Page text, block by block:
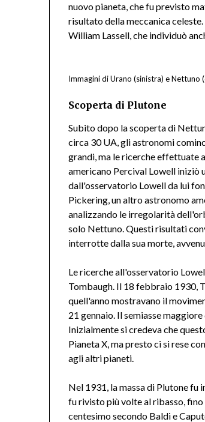
nuovo pianeta, che fu previsto
risultato della meccanica
William Lassell, che individuò
Immagini di Urano (sinistra) e
Scoperta di Plutone
Subito dopo la scoperta di
circa 30 UA, gli astronomi
grandi, ma le ricerche effettuate
americano Percival Lowell iniziò
dall'osservatorio Lowell da lui
Pickering, un altro astronomo
analizzando le irregolarità
solo Nettuno. Questi risultati
interrotte dalla sua morte,
Le ricerche all'osservatorio
Tombaugh. Il 18 febbraio 1930,
quell'anno mostravano il
21 gennaio. Il semiasse
Inizialmente si credeva che
Pianeta X, ma presto ci si rese
agli altri pianeti.
Nel 1931, la massa di Plutone fu
fu rivisto più volte al ribasso, fino
centesimo secondo Baldi e